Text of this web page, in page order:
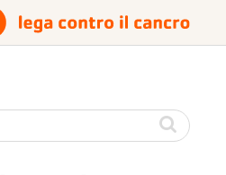
informativo